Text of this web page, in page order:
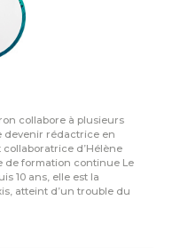
collabore à plusieurs
devenir rédactrice en
d’Hélène
de formation continue Le
10 ans, elle est la
atteint d’un trouble du